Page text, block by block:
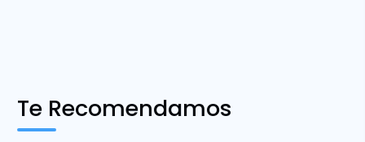
Te Recomendamos